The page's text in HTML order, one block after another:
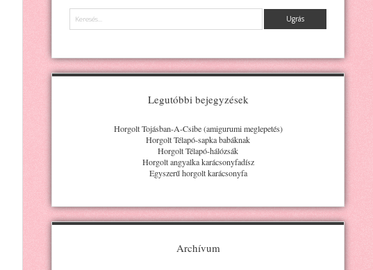
Keresés
Legutóbbi bejegyzések
Horgolt Tojásban-A-Csibe (amigurumi meglepetés)
Horgolt Télapó-sapka babáknak
Horgolt Télapó-hálózsák
Horgolt angyalka karácsonyfadísz
Egyszerű horgolt karácsonyfa
Archívum